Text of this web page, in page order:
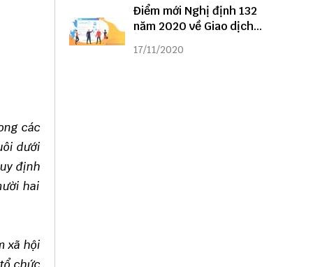
các
dưới
định
hai
xã hội
Điểm mới Nghị định 132
năm 2020 về Giao dịch
liên kết
17/11/2020